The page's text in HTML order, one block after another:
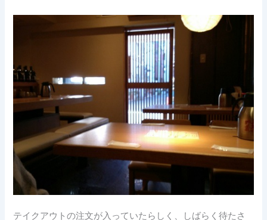
テイクアウトの注文が入っていたらしく、しばらく待たさ